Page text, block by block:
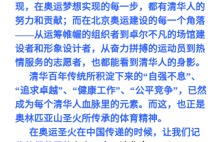
制度法规
联系我们
现，在奥运梦想实现的每一步，都有清华人的
努力和贡献；而在北京奥运建设的每一个角落
——从运筹帷幄的组织者到卓尔不凡的场馆建
设者和形象设计者，从奋力拼搏的运动员到热
情服务的志愿者，也都能看到清华人的身影。
清华百年传统所积淀下来的“自强不息”、
“追求卓越”、“健康工作”、“公平竞争”，已然
成为每个清华人血脉里的元素。而这，也正是
奥林匹亚山圣火所传承的体育精神。
在奥运圣火在中国传递的时候，让我们记